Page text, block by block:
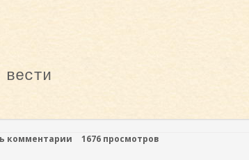
комментарии
1676 просмотров